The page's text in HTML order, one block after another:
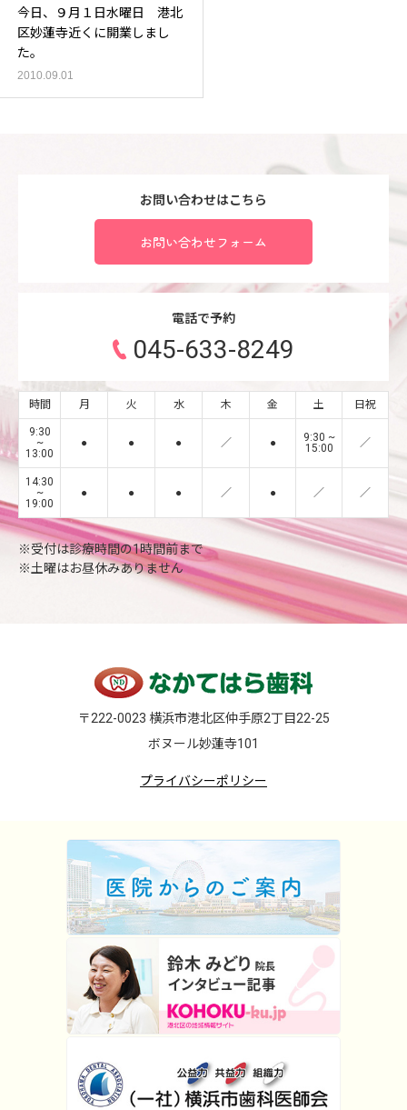
今日、９月１日水曜日 港北
区妙蓮寺近くに開業しまし
た。
2010.09.01
お問い合わせはこちら
お問い合わせフォーム
電話で予約
045-633-8249
時間 月 火 水 木 金 土 日祝
9:30
~
13:00
● ● ● ／ ●
9:30 ~
15:00
／
14:30
~
19:00
● ● ● ／ ● ／ ／
※受付は診療時間の1時間前まで
※土曜はお昼休みありません
〒222-0023 横浜市港北区仲手原2丁目22-25
ボヌール妙蓮寺101
プライバシーポリシー